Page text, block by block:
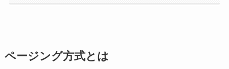
ページング方式とは